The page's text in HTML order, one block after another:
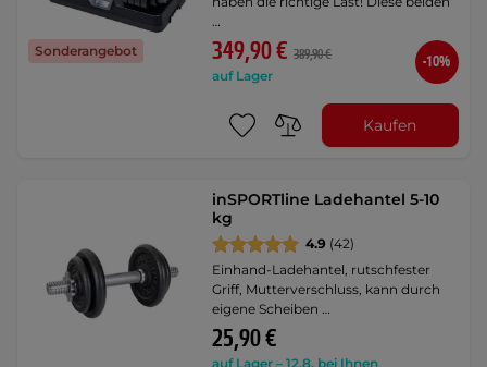
Sonderangebot
…
349,90 € 389,90 €
auf Lager
-10%
Kaufen
inSPORTline Ladehantel 5-10
kg
4.9 (42)
Einhand-Ladehantel, rutschfester
Griff, Mutterverschluss, kann durch
eigene Scheiben …
25,90 €
auf Lager – 12.8. bei Ihnen